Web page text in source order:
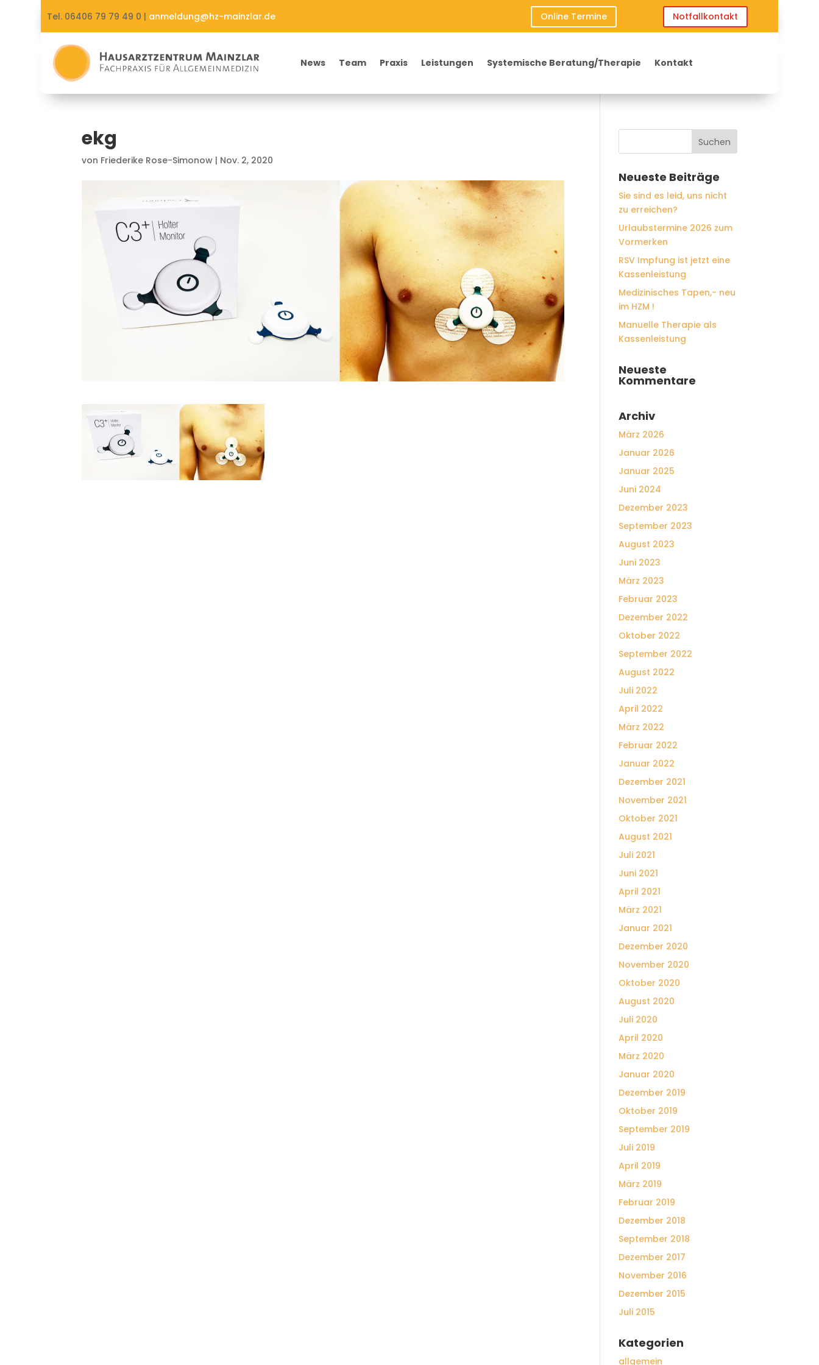
Tel. 06406 79 79 49 0 | anmeldung@hz-mainzlar.de Online Termine Notfallkontakt
News Team Praxis Leistungen Systemische Beratung/Therapie Kontakt
ekg
von Friederike Rose-Simonow | Nov. 2, 2020
Neueste Beiträge
Sie sind es leid, uns nicht
zu erreichen?
Urlaubstermine 2026 zum
Vormerken
RSV Impfung ist jetzt eine
Kassenleistung
Medizinisches Tapen,- neu
im HZM !
Manuelle Therapie als
Kassenleistung
Neueste
Kommentare
Archiv
März 2026
Januar 2026
Januar 2025
Juni 2024
Dezember 2023
September 2023
August 2023
Juni 2023
März 2023
Februar 2023
Dezember 2022
Oktober 2022
September 2022
August 2022
Juli 2022
April 2022
März 2022
Februar 2022
Januar 2022
Dezember 2021
November 2021
Oktober 2021
August 2021
Juli 2021
Juni 2021
April 2021
März 2021
Januar 2021
Dezember 2020
November 2020
Oktober 2020
August 2020
Juli 2020
April 2020
März 2020
Januar 2020
Dezember 2019
Oktober 2019
September 2019
Juli 2019
April 2019
März 2019
Februar 2019
Dezember 2018
September 2018
Dezember 2017
November 2016
Dezember 2015
Juli 2015
Kategorien
allgemein